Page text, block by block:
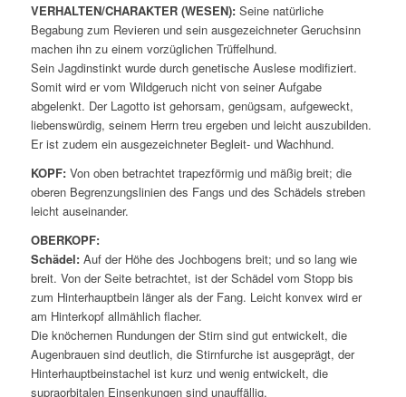
VERHALTEN/CHARAKTER (WESEN):Seine natürliche
Begabung zum Revieren und sein ausgezeichneter Geruchsinn
machen ihn zu einem vorzüglichen Trüffelhund.
Sein Jagdinstinkt wurde durch genetische Auslese modifiziert.
Somit wird er vom Wildgeruch nicht von seiner Aufgabe
abgelenkt. Der Lagotto ist gehorsam, genügsam, aufgeweckt,
liebenswürdig, seinem Herrn treu ergeben und leicht auszubilden.
Er ist zudem ein ausgezeichneter Begleit- und Wachhund.
KOPF:Von oben betrachtet trapezförmig und mäßig breit; die
oberen Begrenzungslinien des Fangs und des Schädels streben
leicht auseinander.
OBERKOPF:
Schädel:Auf der Höhe des Jochbogens breit; und so lang wie
breit. Von der Seite betrachtet, ist der Schädel vom Stopp bis
zum Hinterhauptbein länger als der Fang. Leicht konvex wird er
am Hinterkopf allmählich flacher.
Die knöchernen Rundungen der Stirn sind gut entwickelt, die
Augenbrauen sind deutlich, die Stirnfurche ist ausgeprägt, der
Hinterhauptbeinstachel ist kurz und wenig entwickelt, die
supraorbitalen Einsenkungen sind unauffällig.